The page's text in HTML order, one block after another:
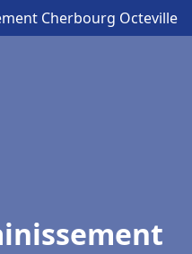
Cherbourg Octeville